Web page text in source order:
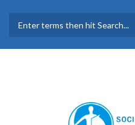
FORMULARIO DE
BÚSQUEDA